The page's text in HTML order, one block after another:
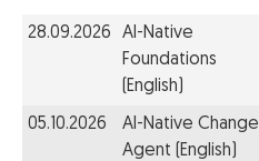
28.09.2026
AI-Native
Foundations
(English)
05.10.2026
AI-Native Change
Agent (English)